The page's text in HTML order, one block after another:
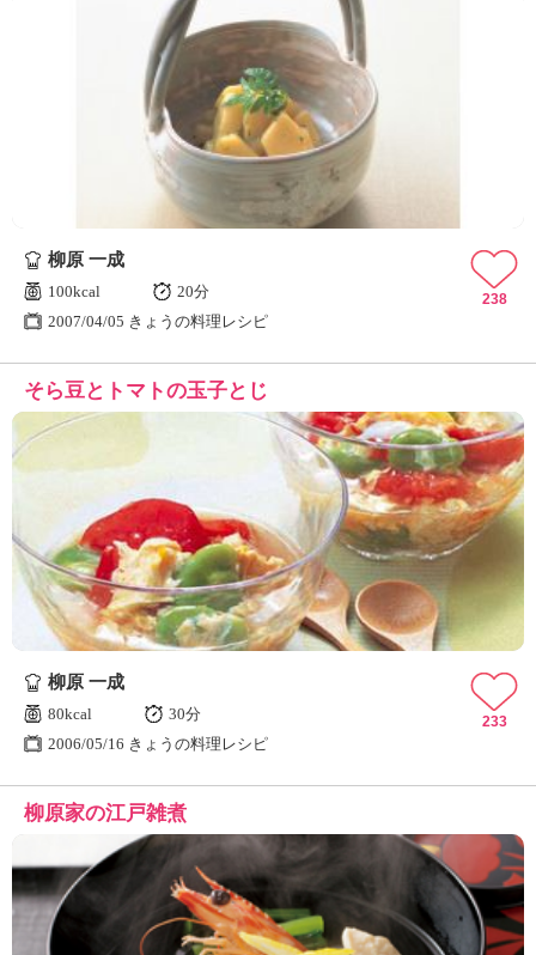
柳原 一成
100kcal
20分
2007/04/05 きょうの料理レシピ
238
そら豆とトマトの玉子とじ
柳原 一成
80kcal
30分
2006/05/16 きょうの料理レシピ
233
柳原家の江戸雑煮